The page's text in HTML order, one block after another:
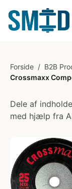
Forside / B2B
Crossmaxx
Dele af
med hjælp fra